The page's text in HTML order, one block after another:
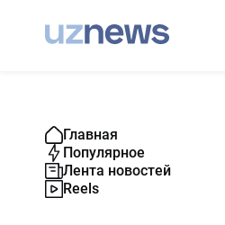
Главная
Популярное
Лента новостей
Reels